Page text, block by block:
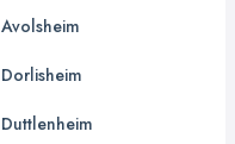
Avolsheim
Dorlisheim
Duttlenheim